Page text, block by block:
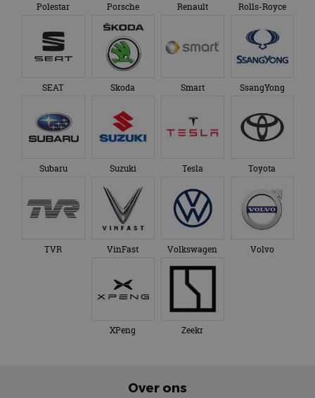
Polestar Porsche Renault Rolls-Royce
SEAT Skoda Smart SsangYong
Subaru Suzuki Tesla Toyota
TVR VinFast Volkswagen Volvo
XPeng Zeekr
Over ons